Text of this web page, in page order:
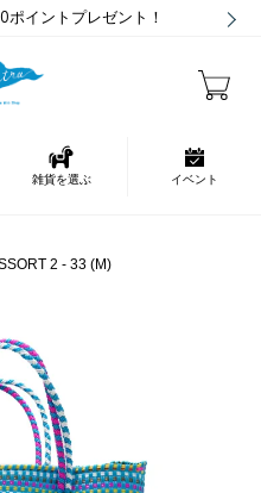
イントプレゼント！
雑貨を選ぶ イベント
2 - 33 (M)